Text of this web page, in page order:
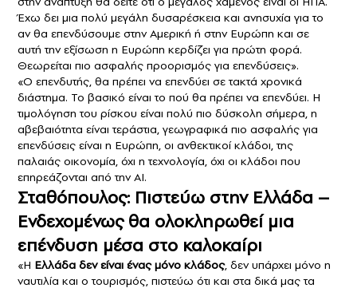
Έχω δει μια πολύ μεγάλη δυσαρέσκεια και ανησυχία για το
αν θα επενδύσουμε στην Αμερική ή στην Ευρώπη και σε
αυτή την εξίσωση η Ευρώπη κερδίζει για πρώτη φορά.
Θεωρείται πιο ασφαλής προορισμός για επενδύσεις».
«Ο επενδυτής, θα πρέπει να επενδύει σε τακτά χρονικά
διάστημα. Το βασικό είναι το πού θα πρέπει να επενδύει. Η
τιμολόγηση του ρίσκου είναι πολύ πιο δύσκολη σήμερα, η
αβεβαιότητα είναι τεράστια, γεωγραφικά πιο ασφαλής για
επενδύσεις είναι η Ευρώπη, οι ανθεκτικοί κλάδοι, της
παλαιάς οικονομία, όχι η τεχνολογία, όχι οι κλάδοι που
επηρεάζονται από την ΑΙ.
Σταθόπουλος: Πιστεύω στην Ελλάδα –
Ενδεχομένως θα ολοκληρωθεί μια
επένδυση μέσα στο καλοκαίρι
«Η Ελλάδα δεν είναι ένας μόνο κλάδος, δεν υπάρχει μόνο η
ναυτιλία και ο τουρισμός, πιστεύω ότι και στα δικά μας τα